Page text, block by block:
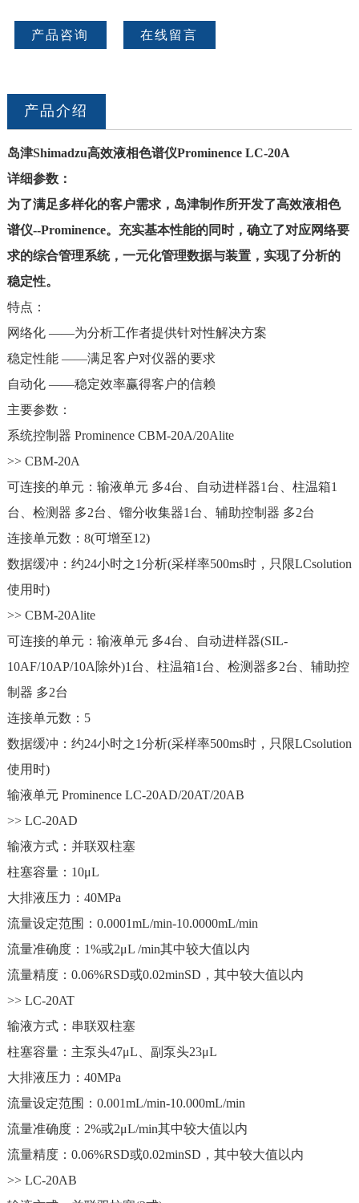
产品咨询 在线留言
产品介绍
岛津Shimadzu高效液相色谱仪Prominence LC-20A
详细参数：
为了满足多样化的客户需求，岛津制作所开发了高效液相色
谱仪--Prominence。充实基本性能的同时，确立了对应网络要
求的综合管理系统，一元化管理数据与装置，实现了分析的
稳定性。
特点：
网络化 ——为分析工作者提供针对性解决方案
稳定性能 ——满足客户对仪器的要求
自动化 ——稳定效率赢得客户的信赖
主要参数：
系统控制器 Prominence CBM-20A/20Alite
>> CBM-20A
可连接的单元：输液单元 多4台、自动进样器1台、柱温箱1
台、检测器 多2台、镏分收集器1台、辅助控制器 多2台
连接单元数：8(可增至12)
数据缓冲：约24小时之1分析(采样率500ms时，只限LCsolution
使用时)
>> CBM-20Alite
可连接的单元：输液单元 多4台、自动进样器(SIL-
10AF/10AP/10A除外)1台、柱温箱1台、检测器多2台、辅助控
制器 多2台
连接单元数：5
数据缓冲：约24小时之1分析(采样率500ms时，只限LCsolution
使用时)
输液单元 Prominence LC-20AD/20AT/20AB
>> LC-20AD
输液方式：并联双柱塞
柱塞容量：10μL
大排液压力：40MPa
流量设定范围：0.0001mL/min-10.0000mL/min
流量准确度：1%或2μL /min其中较大值以内
流量精度：0.06%RSD或0.02minSD，其中较大值以内
>> LC-20AT
输液方式：串联双柱塞
柱塞容量：主泵头47μL、副泵头23μL
大排液压力：40MPa
流量设定范围：0.001mL/min-10.000mL/min
流量准确度：2%或2μL/min其中较大值以内
流量精度：0.06%RSD或0.02minSD，其中较大值以内
>> LC-20AB